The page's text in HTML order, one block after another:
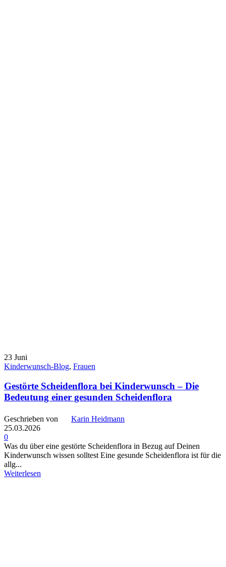
23 Juni
Kinderwunsch-Blog, Frauen
Gestörte Scheidenflora bei Kinderwunsch – Die
Bedeutung einer gesunden Scheidenflora
Geschrieben von
Karin Heidmann
25.03.2026
0
Was du über eine gestörte Scheidenflora in Bezug auf Deinen
Kinderwunsch wissen solltest Eine gesunde Scheidenflora ist für die
allg...
Weiterlesen